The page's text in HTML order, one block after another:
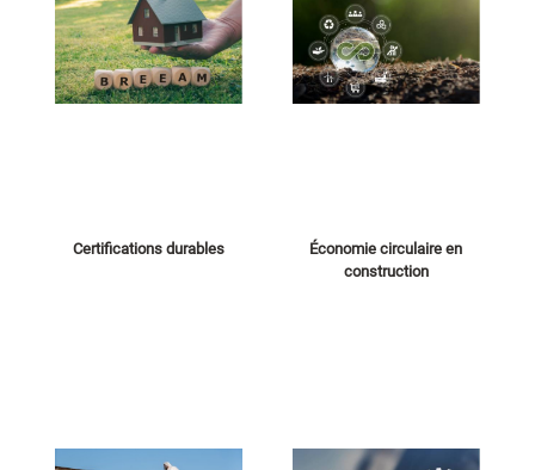
Certifications durables
Économie circulaire en
construction